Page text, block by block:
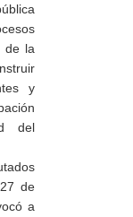
de la
y
del
de
a